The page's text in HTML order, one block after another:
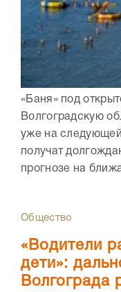
«Баня» под
Волгоградскую
уже на
получат
прогнозе на
Общество
«Водители
дети»:
Волгограда